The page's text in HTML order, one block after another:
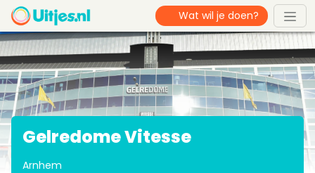
Gelredome Vitesse
Arnhem